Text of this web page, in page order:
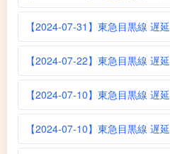
【2024-07-31】東急目黒線 遅延
【2024-07-22】東急目黒線 遅延
【2024-07-10】東急目黒線 遅延
【2024-07-10】東急目黒線 遅延